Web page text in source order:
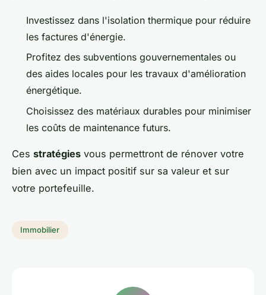
Investissez dans l'isolation thermique pour réduire
les factures d'énergie.
Profitez des subventions gouvernementales ou
des aides locales pour les travaux d'amélioration
énergétique.
Choisissez des matériaux durables pour minimiser
les coûts de maintenance futurs.
Ces stratégies vous permettront de rénover votre
bien avec un impact positif sur sa valeur et sur
votre portefeuille.
Immobilier